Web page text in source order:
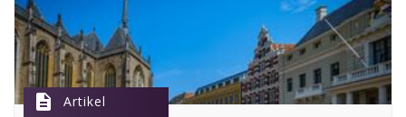
description Artikel